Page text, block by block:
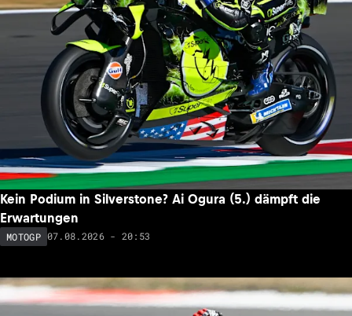
Kein Podium in Silverstone? Ai Ogura (5.) dämpft die
Erwartungen
MOTOGP 07.08.2026 - 20:53